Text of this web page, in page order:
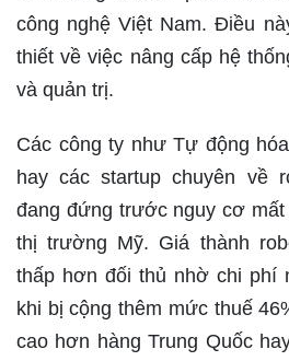
công nghệ Việt Nam. Điều
thiết về việc nâng cấp hệ
và quản trị.
Các công ty như Tự động
hay các startup chuyên về
đang đứng trước nguy cơ
thị trường Mỹ. Giá thành
thấp hơn đối thủ nhờ chi phí
khi bị cộng thêm mức thuế
cao hơn hàng Trung Quốc